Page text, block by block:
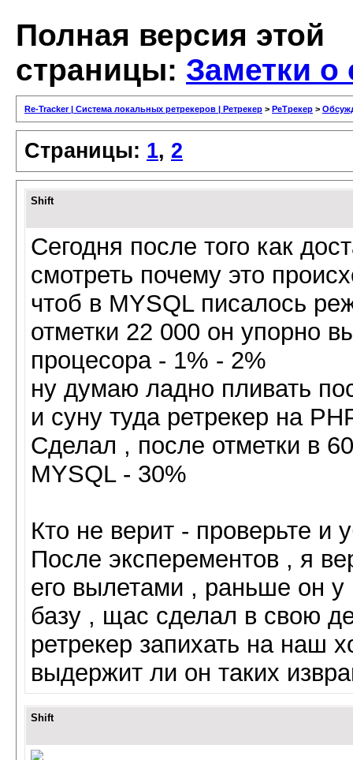
Полная версия этой
страницы: Заметки о
Re-Tracker | Система локальных ретрекеров | Ретрекер > РеТрекер >
Страницы: 1, 2
Shift
Сегодня после того как
смотреть почему это
чтоб в MYSQL писалось
отметки 22 000 он упорно
процесора - 1% - 2%
ну думаю ладно пливать
и суну туда ретрекер на
Сделал , после отметки в
MYSQL - 30%
Кто не верит - проверьте и
После эксперементов , я
его вылетами , раньше он
базу , щас сделал в свою
ретрекер запихать на наш
выдержит ли он таких
Shift